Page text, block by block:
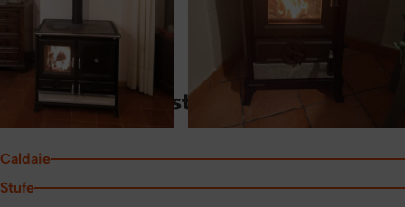
Alcune delle nostre realizzazioni
Caldaie
Stufe